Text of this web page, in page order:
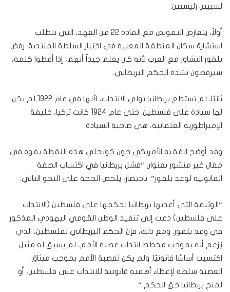
لسببين رئيسيين.
أولاً، يتعارض التفويض مع المادة 22 من العهد، التي تتطلب
استشارة سكان المنطقة المعنية في اختيار السلطة المنتدبة. رفض
بلفور التشاور مع العرب لأنه كان يعلم جيداً أنهم، إذا أعطوا كلمة،
سيرفضون بشدة الحكم البريطاني.
ثانيًا، لم تستطع بريطانيا تولي الانتداب، لأنها في عام 1922 لم يكن
لها سيادة على فلسطين. حتى عام 1924 كانت تركيا، خليفة
الإمبراطورية العثمانية، هي صاحبة السيادة.
وقد أوضح الفقيه الأمريكي جون كويجلي هذه النقطة بقوة في
مقال غير منشور بعنوان “فشل بريطانيا في اكتساب الصفة
القانونية لوعد بلفور”. باختصار، يلخص الحجة على النحو التالي:
“الوثيقة التي أعدتها بريطانيا لحكمها على فلسطين (الانتداب
على فلسطين) دعت إلى تنفيذ الوطن القومي اليهودي المذكور
في وعد بلفور. ومع ذلك، فإن الحكم البريطاني لفلسطين، الذي
يُزعم أنه بموجب مخطط انتداب عصبة الأمم، لم يسبق له مثيل.
اكتسبت أساسًا قانونيًا. ولم يكن لعصبة الأمم بموجب ميثاق
العصبة سلطة لإعطاء أهمية قانونية للانتداب على فلسطين، أو
لمنح بريطانيا حق الحكم “.